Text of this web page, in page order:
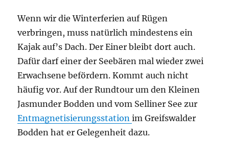
Wenn wir die Winterferien auf Rügen
verbringen, muss natürlich mindestens ein
Kajak auf’s Dach. Der Einer bleibt dort auch.
Dafür darf einer der Seebären mal wieder zwei
Erwachsene befördern. Kommt auch nicht
häufig vor. Auf der Rundtour um den Kleinen
Jasmunder Bodden und vom Selliner See zur
Entmagnetisierungsstationim Greifswalder
Bodden hat er Gelegenheit dazu.